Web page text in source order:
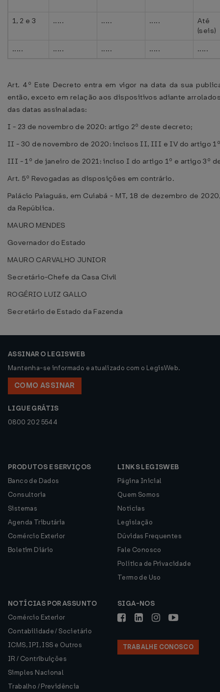
1, 2 e 3 ..... ..... .....
Até
(seis)
.....
..... ..... ..... .....
Art. 4º Este Decreto entra em vigor na data da sua
então, exceto em relação aos dispositivos adiante
das datas assinaladas:
I - 23 de novembro de 2020: artigo 2º deste decreto;
II - 30 de novembro de 2020: incisos II, III e IV do artigo
III - 1º de janeiro de 2021: inciso I do artigo 1º e artigo 3º
Art. 5º Revogadas as disposições em contrário.
Palácio Paiaguás, em Cuiabá - MT, 18 de dezembro de
da República.
MAURO MENDES
Governador do Estado
MAURO CARVALHO JUNIOR
Secretário-Chefe da Casa Civil
ROGÉRIO LUIZ GALLO
Secretário de Estado da Fazenda
ASSINAR O LEGISWEB
Mantenha-se informado e atualizado com o LegisWeb.
COMO ASSINAR
LIGUE GRÁTIS
0800 202 5544
PRODUTOS E SERVIÇOS
Banco de Dados
Consultoria
Sistemas
Agenda Tributária
Comércio Exterior
Boletim Diário
LINKS LEGISWEB
Página Inicial
Quem Somos
Notícias
Legislação
Dúvidas Frequentes
Fale Conosco
Política de Privacidade
Termo de Uso
NOTÍCIAS POR ASSUNTO
Comércio Exterior
Contabilidade / Societário
ICMS, IPI, ISS e Outros
IR / Contribuições
Simples Nacional
Trabalho / Previdência
SIGA-NOS
TRABALHE CONOSCO